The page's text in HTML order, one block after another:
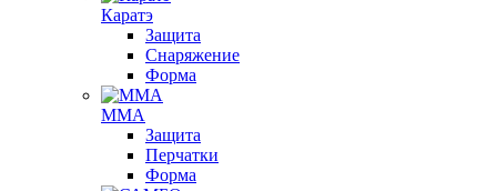
Каратэ
Защита
Снаряжение
Форма
ММА
Защита
Перчатки
Форма